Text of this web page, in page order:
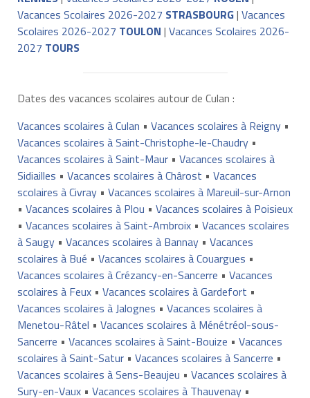
Vacances Scolaires 2026-2027 STRASBOURG| Vacances
Scolaires 2026-2027 TOULON | Vacances Scolaires 2026-
2027 TOURS
Dates des vacances scolaires autour de Culan :
Vacances scolaires à Culan • Vacances scolaires à Reigny•
Vacances scolaires à Saint-Christophe-le-Chaudry•
Vacances scolaires à Saint-Maur• Vacances scolaires à
Sidiailles • Vacances scolaires à Chârost • Vacances
scolaires à Civray• Vacances scolaires à Mareuil-sur-Arnon
• Vacances scolaires à Plou • Vacances scolaires à Poisieux
• Vacances scolaires à Saint-Ambroix• Vacances scolaires
à Saugy• Vacances scolaires à Bannay• Vacances
scolaires à Bué • Vacances scolaires à Couargues •
Vacances scolaires à Crézancy-en-Sancerre • Vacances
scolaires à Feux• Vacances scolaires à Gardefort •
Vacances scolaires à Jalognes • Vacances scolaires à
Menetou-Râtel • Vacances scolaires à Ménétréol-sous-
Sancerre • Vacances scolaires à Saint-Bouize • Vacances
scolaires à Saint-Satur• Vacances scolaires à Sancerre •
Vacances scolaires à Sens-Beaujeu • Vacances scolaires à
Sury-en-Vaux• Vacances scolaires à Thauvenay•